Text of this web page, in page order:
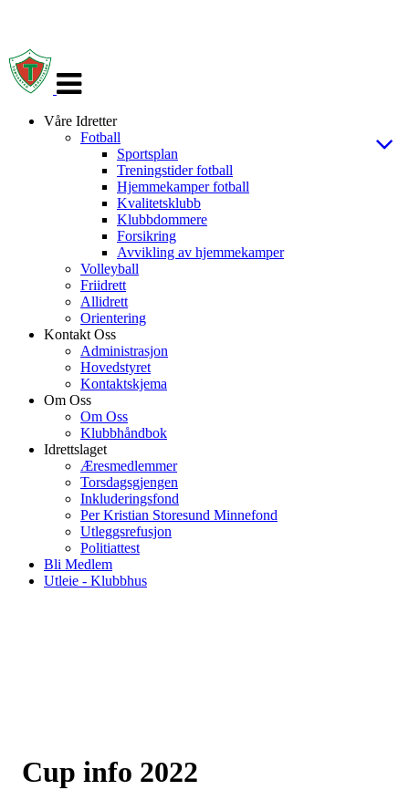
navigasjon
Våre Idretter
Fotball
Sportsplan
Treningstider fotball
Hjemmekamper fotball
Kvalitetsklubb
Klubbdommere
Forsikring
Avvikling av hjemmekamper
Volleyball
Friidrett
Allidrett
Orientering
Kontakt Oss
Administrasjon
Hovedstyret
Kontaktskjema
Om Oss
Om Oss
Klubbhåndbok
Idrettslaget
Æresmedlemmer
Torsdagsgjengen
Inkluderingsfond
Per Kristian Storesund Minnefond
Utleggsrefusjon
Politiattest
Bli Medlem
Utleie - Klubbhus
Cup info 2022